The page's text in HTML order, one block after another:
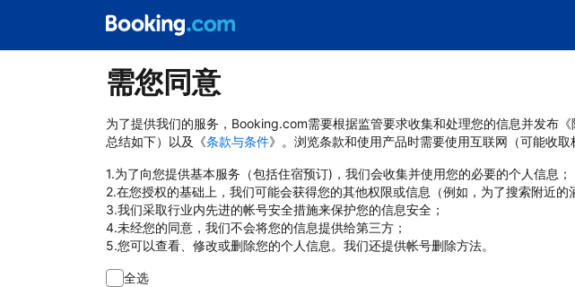
需您同意
为了提供我们的服务，Booking.com需要根据监管要求收集和处理您的信息并发布
总结如下）以及《条款与条件》。浏览条款和使用产品时需要使用互联网（可能收
1.为了向您提供基本服务（包括住宿预订)，我们会收集并使用您的必要的个人信息；
2.在您授权的基础上，我们可能会获得您的其他权限或信息（例如，为了搜索附近
3.我们采取行业内先进的帐号安全措施来保护您的信息安全；
4.未经您的同意，我们不会将您的信息提供给第三方；
5.您可以查看、修改或删除您的个人信息。我们还提供帐号删除方法。
全选